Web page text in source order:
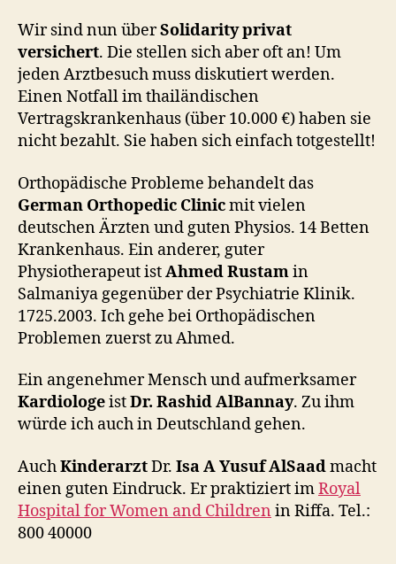
Wir sind nun überSolidarity privat
versichert. Die stellen sich aber oft an! Um
jeden Arztbesuch muss diskutiert werden.
Einen Notfall im thailändischen
Vertragskrankenhaus (über 10.000 €) haben sie
nicht bezahlt. Sie haben sich einfach totgestellt!
Orthopädische Probleme behandelt das
German Orthopedic Clinicmit vielen
deutschen Ärzten und guten Physios. 14 Betten
Krankenhaus. Ein anderer, guter
Physiotherapeut istAhmed Rustamin
Salmaniya gegenüber der Psychiatrie Klinik.
1725.2003. Ich gehe bei Orthopädischen
Problemen zuerst zu Ahmed.
Ein angenehmer Mensch und aufmerksamer
KardiologeistDr. Rashid AlBannay. Zu ihm
würde ich auch in Deutschland gehen.
AuchKinderarztDr. Isa A Yusuf AlSaadmacht
einen guten Eindruck. Er praktiziert imRoyal
Hospital for Women and Children in Riffa. Tel.:
800 40000